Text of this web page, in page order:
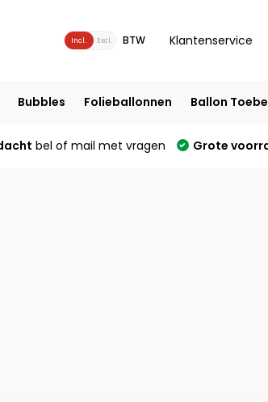
Incl. Excl. BTW Klantenservice
Bubbles Folieballonnen Ballon
bel of mail met vragen Grote